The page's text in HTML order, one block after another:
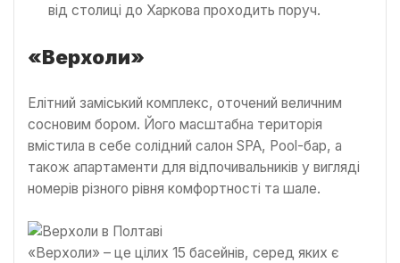
від столиці до Харкова проходить поруч.
«Верхоли»
Елітний заміський комплекс, оточений величним
сосновим бором. Його масштабна територія
вмістила в себе солідний салон SPA, Pool-бар, а
також апартаменти для відпочивальників у вигляді
номерів різного рівня комфортності та шале.
«Верхоли» – це цілих 15 басейнів, серед яких є